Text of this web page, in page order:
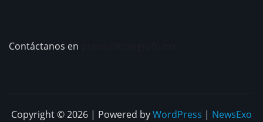
Contáctanos en
Copyright © 2026 | Powered byWordPress | NewsExo